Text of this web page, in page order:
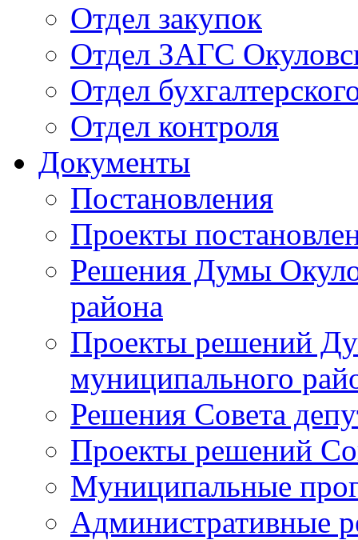
Отдел закупок
Отдел ЗАГС
Отдел
Отдел контроля
Документы
Постановления
Проекты
Решения Думы
района
Проекты решений
муниципального
Решения Совета
Проекты решений
Муниципальные
Административные